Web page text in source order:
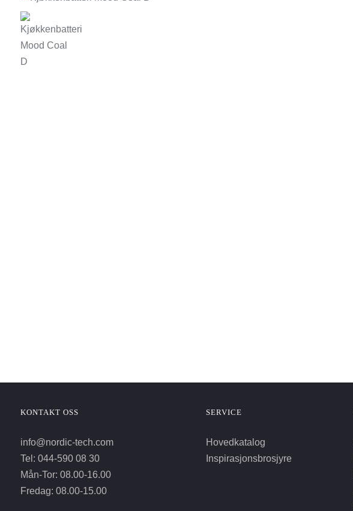
KONTAKT OSS
info@nordic-tech.com
Tel: 044-590 08 30
Mån-Tor: 08.00-16.00
Fredag: 08.00-15.00
SERVICE
Hovedkatalog
Inspirasjonsbrosjyre